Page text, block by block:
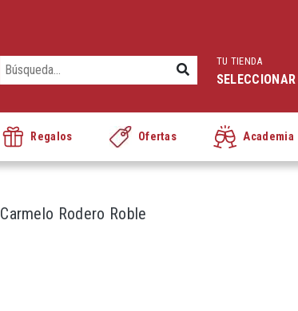
TU TIENDA
Regalos Ofertas Academia
Carmelo Rodero Roble